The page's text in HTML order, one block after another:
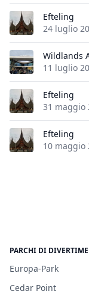
Efteling
24 luglio
Wildlands
11 luglio
Efteling
31 maggio
Efteling
10 maggio
PARCHI DI
Europa-Park
Cedar Point